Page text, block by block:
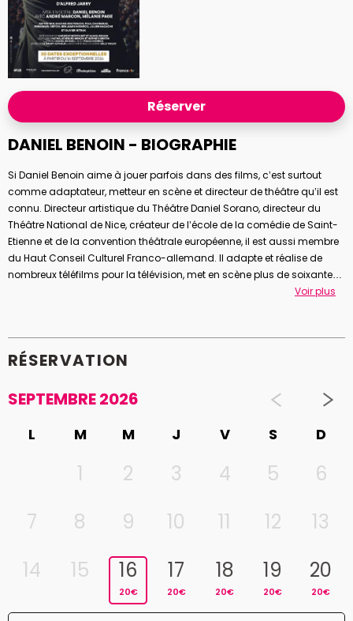
Réserver
DANIEL BENOIN - BIOGRAPHIE
Si Daniel Benoin aime à jouer parfois dans des films, c’est surtout
comme adaptateur, metteur en scène et directeur de théâtre qu’il est
connu. Directeur artistique du Théâtre Daniel Sorano, directeur du
Théâtre National de Nice, créateur de l’école de la comédie de Saint-
Etienne et de la convention théâtrale européenne, il est aussi membre
du Haut Conseil Culturel Franco-allemand. Il adapte et réalise de
nombreux téléfilms pour la télévision, met en scène plus de soixante-
dix pièces et opéras. En 2008, il est fait Chevalier dans l’ordre national
Théâtre Marigny.
Voir plus
RÉSERVATION
SEPTEMBRE 2026
L M M J V S D
1 2 3 4 5
6
7
8 9 10 11 12
13
14
15 16
20€
17
20€
18
20€
19
20€
20
20€